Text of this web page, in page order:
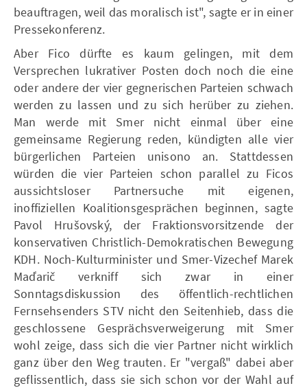
beauftragen, weil das moralisch ist", sagte er in einer
Pressekonferenz.
Aber Fico dürfte es kaum gelingen, mit dem
Versprechen lukrativer Posten doch noch die eine
oder andere der vier gegnerischen Parteien schwach
werden zu lassen und zu sich herüber zu ziehen.
Man werde mit Smer nicht einmal über eine
gemeinsame Regierung reden, kündigten alle vier
bürgerlichen Parteien unisono an. Stattdessen
würden die vier Parteien schon parallel zu Ficos
aussichtsloser Partnersuche mit eigenen,
inoffiziellen Koalitionsgesprächen beginnen, sagte
Pavol Hrušovský, der Fraktionsvorsitzende der
konservativen Christlich-Demokratischen Bewegung
KDH. Noch-Kulturminister und Smer-Vizechef Marek
Maďarič verkniff sich zwar in einer
Sonntagsdiskussion des öffentlich-rechtlichen
Fernsehsenders STV nicht den Seitenhieb, dass die
geschlossene Gesprächsverweigerung mit Smer
wohl zeige, dass sich die vier Partner nicht wirklich
ganz über den Weg trauten. Er "vergaß" dabei aber
geflissentlich, dass sie sich schon vor der Wahl auf